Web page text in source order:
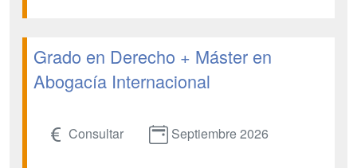
Grado en Derecho + Máster en
Abogacía Internacional
Consultar Septiembre 2026